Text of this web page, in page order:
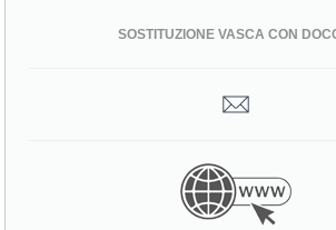
SOSTITUZIONE VASCA CON